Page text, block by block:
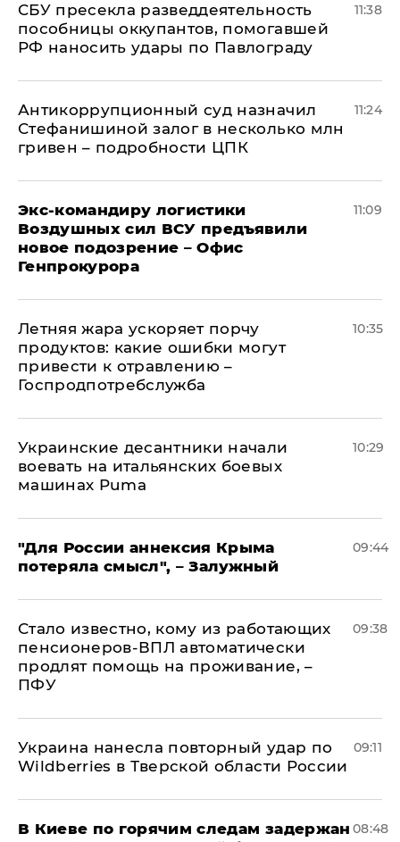
СБУ пресекла разведдеятельность
пособницы оккупантов, помогавшей
РФ наносить удары по Павлограду
11:38
Антикоррупционный суд назначил
Стефанишиной залог в несколько млн
гривен – подробности ЦПК
11:24
Экс-командиру логистики
Воздушных сил ВСУ предъявили
новое подозрение – Офис
Генпрокурора
11:09
Летняя жара ускоряет порчу
продуктов: какие ошибки могут
привести к отравлению –
Госпродпотребслужба
10:35
Украинские десантники начали
воевать на итальянских боевых
машинах Puma
10:29
"Для России аннексия Крыма
потеряла смысл", – Залужный
09:44
Стало известно, кому из работающих
пенсионеров-ВПЛ автоматически
продлят помощь на проживание, –
ПФУ
09:38
Украина нанесла повторный удар по
Wildberries в Тверской области России
09:11
В Киеве по горячим следам задержан 08:48